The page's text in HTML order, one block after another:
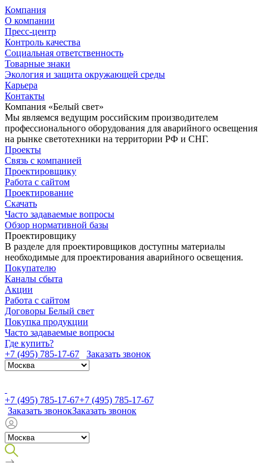
Компания
О компании
Пресс-центр
Контроль качества
Социальная ответственность
Товарные знаки
Экология и защита окружающей среды
Карьера
Контакты
Компания «Белый свет»
Мы являемся ведущим российским производителем
профессионального оборудования для аварийного освещения
на рынке светотехники на территории РФ и СНГ.
Проекты
Связь с компанией
Проектировщику
Работа с сайтом
Проектирование
Скачать
Часто задаваемые вопросы
Обзор нормативной базы
Проектировщику
В разделе для проектировщиков доступны материалы
необходимые для проектирования аварийного освещения.
Покупателю
Каналы сбыта
Акции
Работа с сайтом
Договоры Белый свет
Покупка продукции
Часто задаваемые вопросы
Где купить?
+7 (495) 785-17-67
Заказать звонок
+7 (495) 785-17-67+7 (495) 785-17-67
Заказать звонокЗаказать звонок